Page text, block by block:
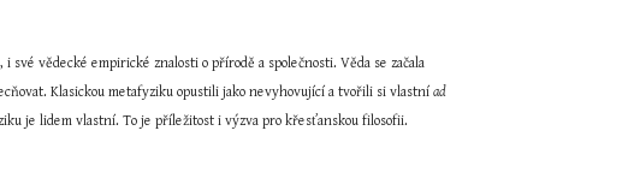
vědecké empirické znalosti o přírodě a společnosti. Věda se začala
Klasickou metafyziku opustili jako nevyhovující a tvořili si vlastní ad
je lidem vlastní. To je příležitost i výzva pro křesťanskou filosofii.